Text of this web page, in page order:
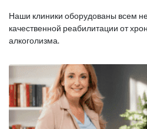
Наши клиники оборудованы всем
качественной реабилитации от
алкоголизма.